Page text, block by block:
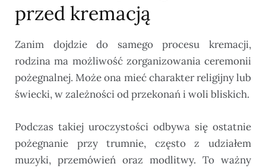
przed kremacją
Zanim dojdzie do samego procesu kremacji,
rodzina ma możliwość zorganizowania ceremonii
pożegnalnej. Może ona mieć charakter religijny lub
świecki, w zależności od przekonań i woli bliskich.
Podczas takiej uroczystości odbywa się ostatnie
pożegnanie przy trumnie, często z udziałem
muzyki, przemówień oraz modlitwy. To ważny